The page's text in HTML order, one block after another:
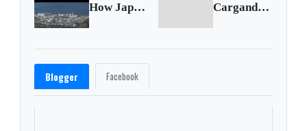
How Japan plans to release Fukushima water into the sea Cargando siguiente...
Blogger Facebook